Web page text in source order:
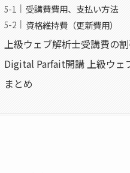
受講費費用、支払い方法
資格維持費（更新費用）
上級ウェブ解析士受講費の
Digital Parfait開講 上級ウェ
まとめ